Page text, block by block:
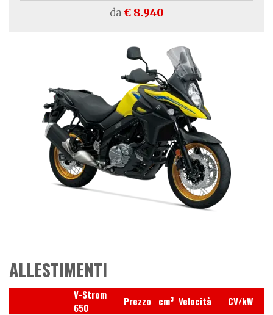
da€ 8.940
ALLESTIMENTI
V-Strom
650
Prezzo cm3 Velocità CV/kW